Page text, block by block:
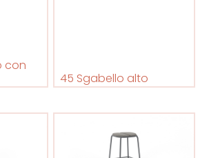
con
45 Sgabello alto